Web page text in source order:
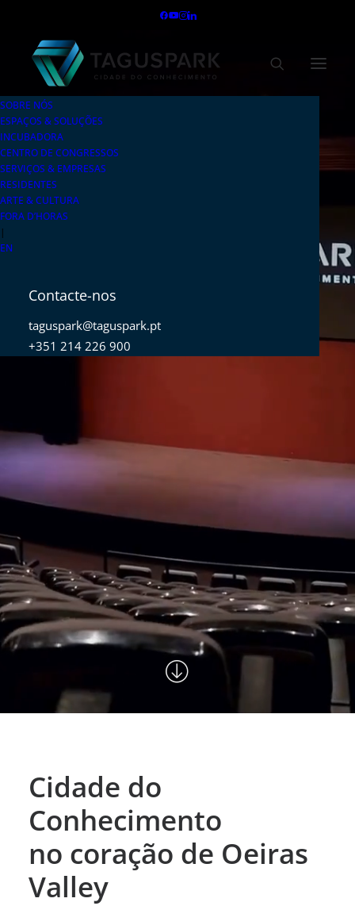
SOBRE NÓS
ESPAÇOS & SOLUÇÕES
INCUBADORA
CENTRO DE CONGRESSOS
SERVIÇOS & EMPRESAS
RESIDENTES
ARTE & CULTURA
FORA D’HORAS
|
EN
Contacte-nos
taguspark@taguspark.pt
+351 214 226 900
Cidade do
Conhecimento
no coração de Oeiras
Valley